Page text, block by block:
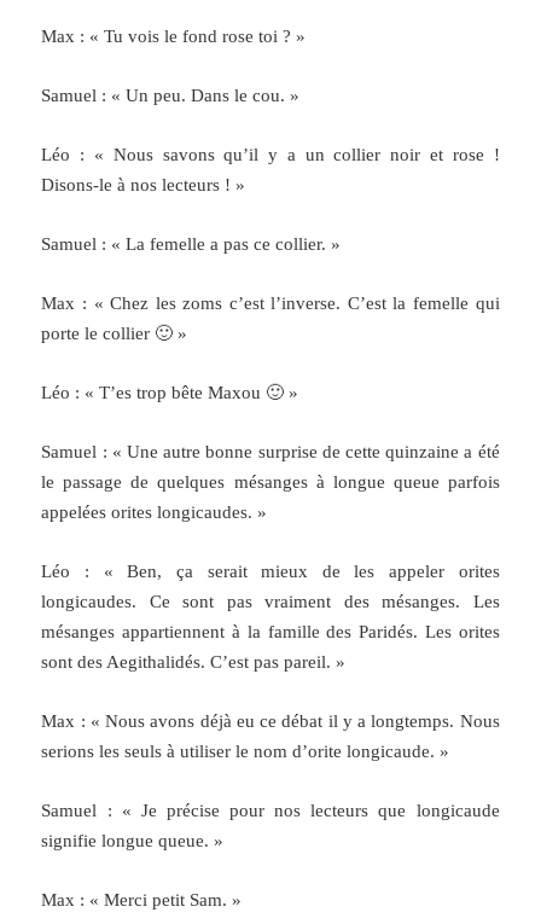
Max : « Tu vois le fond rose toi ? »
Samuel : « Un peu. Dans le cou. »
Léo : « Nous savons qu’il y a un collier noir et rose !
Disons-le à nos lecteurs ! »
Samuel : « La femelle a pas ce collier. »
Max : « Chez les zoms c’est l’inverse. C’est la femelle qui
porte le collier 🙂 »
Léo : « T’es trop bête Maxou 🙂 »
Samuel : « Une autre bonne surprise de cette quinzaine a été
le passage de quelques mésanges à longue queue parfois
appelées orites longicaudes. »
Léo : « Ben, ça serait mieux de les appeler orites
longicaudes. Ce sont pas vraiment des mésanges. Les
mésanges appartiennent à la famille des Paridés. Les orites
sont des Aegithalidés. C’est pas pareil. »
Max : « Nous avons déjà eu ce débat il y a longtemps. Nous
serions les seuls à utiliser le nom d’orite longicaude. »
Samuel : « Je précise pour nos lecteurs que longicaude
signifie longue queue. »
Max : « Merci petit Sam. »